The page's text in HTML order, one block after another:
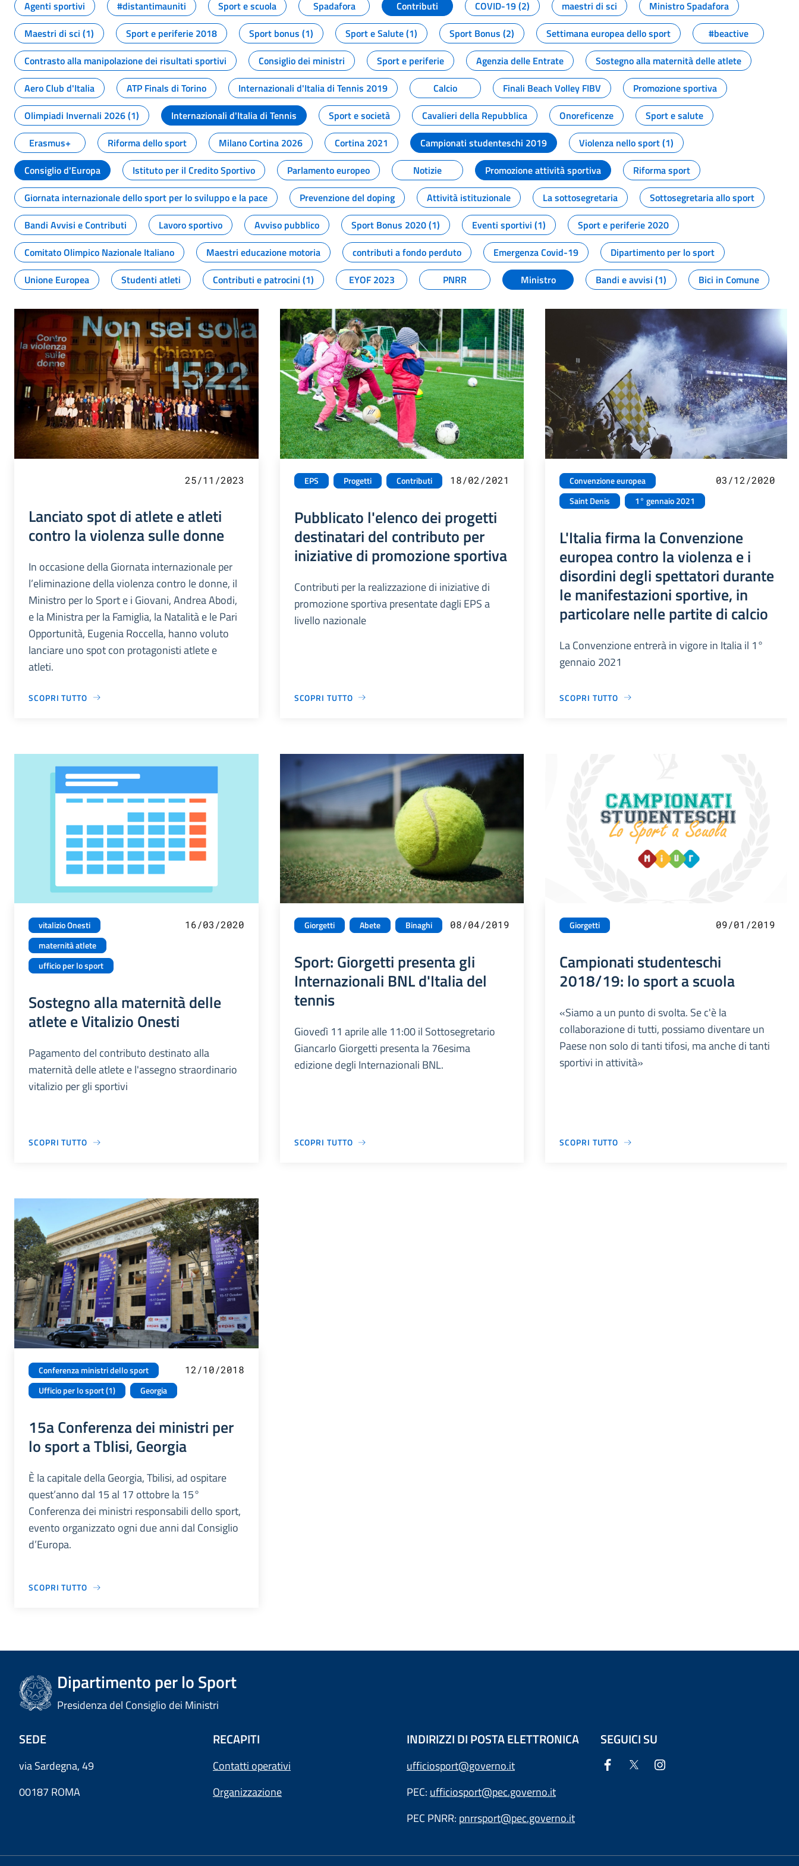
Agenti sportivi
#distantimauniti Sport e scuola Spadafora Contributi COVID-19 (2) maestri di sci
Ministro Spadafora
Maestri di sci (1)
Sport e periferie 2018 Sport bonus (1) Sport e Salute (1) Sport Bonus (2) Settimana europea dello sport
#beactive
Contrasto alla manipolazione dei risultati sportivi
Consiglio dei ministri Sport e periferie Agenzia delle Entrate
Sostegno alla maternità delle atlete
Aero Club d'Italia
ATP Finals di Torino Internazionali d'Italia di Tennis 2019 Calcio Finali Beach Volley FIBV
Promozione sportiva
Olimpiadi Invernali 2026 (1)
Internazionali d'Italia di Tennis Sport e società Cavalieri della Repubblica Onoreficenze
Sport e salute
Erasmus+
Riforma dello sport Milano Cortina 2026 Cortina 2021 Campionati studenteschi 2019
Violenza nello sport (1)
Consiglio d'Europa
Istituto per il Credito Sportivo Parlamento europeo Notizie Promozione attività sportiva
Riforma sport
Giornata internazionale dello sport per lo sviluppo e la pace
Prevenzione del doping Attività istituzionale La sottosegretaria
Sottosegretaria allo sport
Bandi Avvisi e Contributi
Lavoro sportivo Avviso pubblico Sport Bonus 2020 (1) Eventi sportivi (1)
Sport e periferie 2020
Comitato Olimpico Nazionale Italiano
Maestri educazione motoria contributi a fondo perduto Emergenza Covid-19
Dipartimento per lo sport
Unione Europea
Studenti atleti Contributi e patrocini (1) EYOF 2023 PNRR Ministro Bandi e avvisi (1) Bici in Comune
25/11/2023
Lanciato spot di atlete e atleti
contro la violenza sulle donne
In occasione della Giornata internazionale per
l’eliminazione della violenza contro le donne, il
Ministro per lo Sport e i Giovani, Andrea Abodi,
e la Ministra per la Famiglia, la Natalità e le Pari
Opportunità, Eugenia Roccella, hanno voluto
lanciare uno spot con protagonisti atlete e
atleti.
SCOPRI TUTTO
EPS Progetti Contributi 18/02/2021
Pubblicato l'elenco dei progetti
destinatari del contributo per
iniziative di promozione sportiva
Contributi per la realizzazione di iniziative di
promozione sportiva presentate dagli EPS a
livello nazionale
SCOPRI TUTTO
Convenzione europea
Saint Denis
1° gennaio 2021
03/12/2020
L'Italia firma la Convenzione
europea contro la violenza e i
disordini degli spettatori durante
le manifestazioni sportive, in
particolare nelle partite di calcio
La Convenzione entrerà in vigore in Italia il 1°
gennaio 2021
SCOPRI TUTTO
vitalizio Onesti
maternità atlete
ufficio per lo sport
16/03/2020
Sostegno alla maternità delle
atlete e Vitalizio Onesti
Pagamento del contributo destinato alla
maternità delle atlete e l'assegno straordinario
vitalizio per gli sportivi
SCOPRI TUTTO
Giorgetti Abete Binaghi 08/04/2019
Sport: Giorgetti presenta gli
Internazionali BNL d'Italia del
tennis
Giovedì 11 aprile alle 11:00 il Sottosegretario
Giancarlo Giorgetti presenta la 76esima
edizione degli Internazionali BNL.
SCOPRI TUTTO
Giorgetti 09/01/2019
Campionati studenteschi
2018/19: lo sport a scuola
«Siamo a un punto di svolta. Se c'è la
collaborazione di tutti, possiamo diventare un
Paese non solo di tanti tifosi, ma anche di tanti
sportivi in attività»
SCOPRI TUTTO
Conferenza ministri dello sport
Ufficio per lo sport (1)
Georgia
12/10/2018
15a Conferenza dei ministri per
lo sport a Tblisi, Georgia
È la capitale della Georgia, Tbilisi, ad ospitare
quest’anno dal 15 al 17 ottobre la 15°
Conferenza dei ministri responsabili dello sport,
evento organizzato ogni due anni dal Consiglio
d’Europa.
SCOPRI TUTTO
Dipartimento per lo Sport
Presidenza del Consiglio dei Ministri
SEDE
via Sardegna, 49
00187 ROMA
RECAPITI
Contatti operativi
Organizzazione
INDIRIZZI DI POSTA ELETTRONICA
ufficiosport@governo.it
PEC: ufficiosport@pec.governo.it
PEC PNRR: pnrrsport@pec.governo.it
SEGUICI SU